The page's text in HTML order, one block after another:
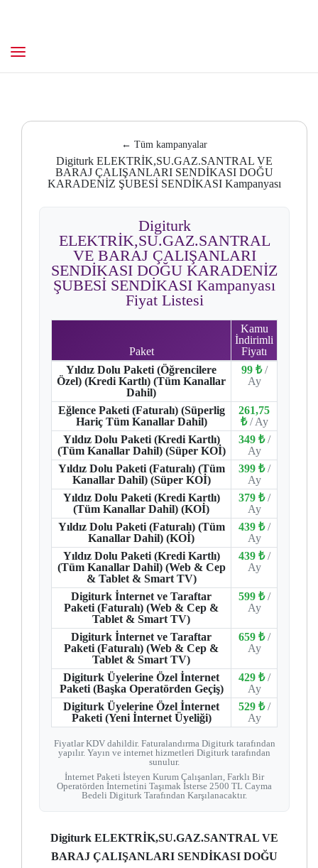
← Tüm kampanyalar
Digiturk ELEKTRİK,SU.GAZ.SANTRAL VE
BARAJ ÇALIŞANLARI SENDİKASI DOĞU
KARADENİZ ŞUBESİ SENDİKASI Kampanyası
Digiturk
ELEKTRİK,SU.GAZ.SANTRAL
VE BARAJ ÇALIŞANLARI
SENDİKASI DOĞU KARADENİZ
ŞUBESİ SENDİKASI Kampanyası
Fiyat Listesi
Paket
Kamu
İndirimli
Fiyatı
Yıldız Dolu Paketi (Öğrencilere
Özel) (Kredi Kartlı) (Tüm Kanallar
Dahil)
99 ₺ /
Ay
Eğlence Paketi (Faturalı) (Süperlig
Hariç Tüm Kanallar Dahil)
261,75
₺ / Ay
Yıldız Dolu Paketi (Kredi Kartlı)
(Tüm Kanallar Dahil) (Süper KOİ)
349 ₺ /
Ay
Yıldız Dolu Paketi (Faturalı) (Tüm
Kanallar Dahil) (Süper KOİ)
399 ₺ /
Ay
Yıldız Dolu Paketi (Kredi Kartlı)
(Tüm Kanallar Dahil) (KOİ)
379 ₺ /
Ay
Yıldız Dolu Paketi (Faturalı) (Tüm
Kanallar Dahil) (KOİ)
439 ₺ /
Ay
Yıldız Dolu Paketi (Kredi Kartlı)
(Tüm Kanallar Dahil) (Web & Cep
& Tablet & Smart TV)
439 ₺ /
Ay
Digiturk İnternet ve Taraftar
Paketi (Faturalı) (Web & Cep &
Tablet & Smart TV)
599 ₺ /
Ay
Digiturk İnternet ve Taraftar
Paketi (Faturalı) (Web & Cep &
Tablet & Smart TV)
659 ₺ /
Ay
Digiturk Üyelerine Özel İnternet
Paketi (Başka Operatörden Geçiş)
429 ₺ /
Ay
Digiturk Üyelerine Özel İnternet
Paketi (Yeni İnternet Üyeliği)
529 ₺ /
Ay
Fiyatlar KDV dahildir. Faturalandırma Digiturk tarafından
yapılır. Yayın ve internet hizmetleri Digiturk tarafından
sunulur.
İnternet Paketi İsteyen Kurum Çalışanları, Farklı Bir
Operatörden İnternetini Taşımak İsterse 2500 TL Cayma
Bedeli Digiturk Tarafından Karşılanacaktır.
Digiturk ELEKTRİK,SU.GAZ.SANTRAL VE
BARAJ ÇALIŞANLARI SENDİKASI DOĞU